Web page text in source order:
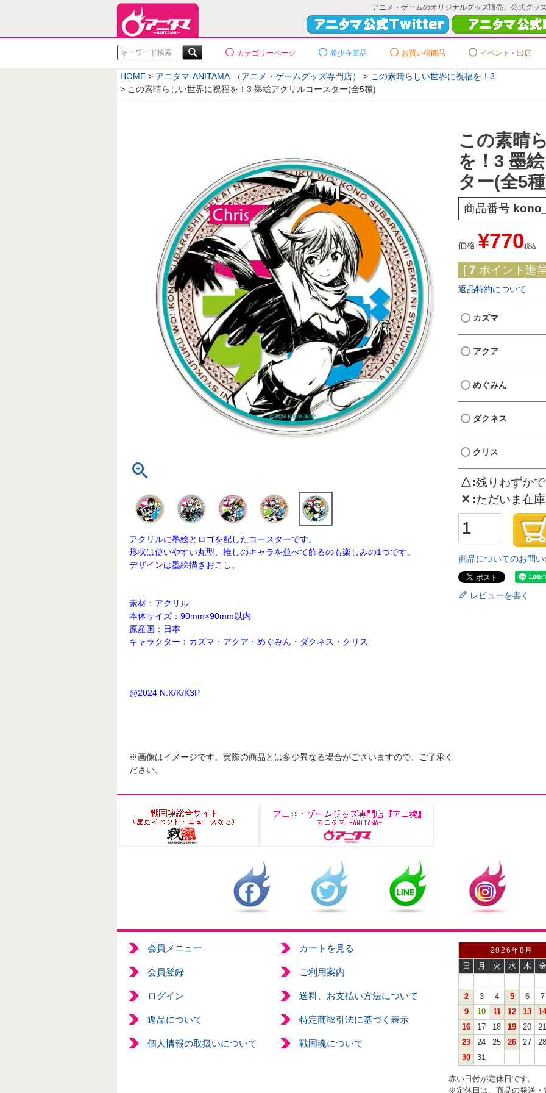
アニメ・ゲームのオリジナルグッズ販売、公式グッ
検索 カテゴリーページ 希少在庫品 お買い得商品 イベント・出店
HOME アニタマ-ANITAMA-（アニメ・ゲームグッズ専門店）
この素晴らしい世界に祝福を！3
この素晴らしい世界に祝福を！3 墨絵アクリルコースター(全5種)
アクリルに墨絵とロゴを配したコースターです。
形状は使いやすい丸型、推しのキャラを並べて飾るのも楽しみの1つです。
デザインは墨絵描きおこし。
素材：アクリル
本体サイズ：90mm×90mm以内
原産国：日本
キャラクター：カズマ・アクア・めぐみん・ダクネス・クリス
@2024 N.K/K/K3P
※画像はイメージです。実際の商品とは多少異なる場合がございますので、ご了承く
ださい。
この素晴
を！3 墨
ター(全5
商品番号
価格 ¥770税込
[ 7 ポイント進
返品特約について
カズマ
アクア
めぐみん
ダクネス
クリス
△ 残りわずか
✕ ただいま在
商品についてのお問
レビューを書く
会員メニュー カートを見る
会員登録 ご利用案内
ログイン 送料、お支払い方法について
返品について 特定商取引法に基づく表示
個人情報の取扱いについて 戦国魂について
2026年8月
日 月 火 水 木 金
2 3 4 5 6
7
9
10 11 12 13
14
16
17 18 19 20
21
23
24 25 26 27
28
30
31
赤い日付が定休日です。
※定休日は、商品の発送・